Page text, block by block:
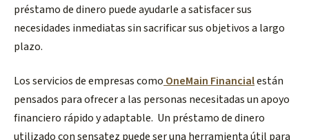
préstamo de dinero puede ayudarle a satisfacer sus
necesidades inmediatas sin sacrificar sus objetivos a largo
plazo.
Los servicios de empresas como OneMain Financialestán
pensados para ofrecer a las personas necesitadas un apoyo
financiero rápido y adaptable. Un préstamo de dinero
utilizado con sensatez puede ser una herramienta útil para